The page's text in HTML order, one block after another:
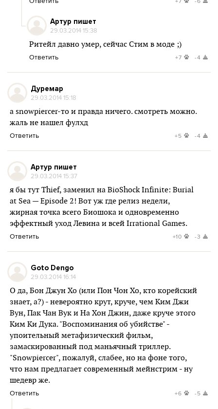
Артур пишет
29.03.2014 15:38
Ритейл давно умер, сейчас Стим в моде ;)
Ответить +7 -4
Дуремар
29.03.2014 15:18
а snowpiercer-то и правда ничего. смотреть можно.
жаль не нашел фулхд
Ответить +5 -4
Артур пишет
29.03.2014 15:37
я бы тут Thief, заменил на BioShock Infinite: Burial
at Sea — Episode 2! Вот уж где релиз недели,
жирная точка всего Биошока и одновременно
эффектный уход Левина и всей Irrational Games.
Ответить +10 -3
Goto Dengo
29.03.2014 16:14
О да, Бон Джун Хо (или Пон Чон Хо, кто корейский
знает, а?) - невероятно крут, круче, чем Ким Джи
Вун, Пак Чан Вук и На Хон Джин, даже круче этого
Ким Ки Дука. "Воспоминания об убийстве" -
упоительный метафизический фильм,
замаскированный под маньячный триллер.
"Snowpiercer", пожалуй, слабее, но на фоне того,
что нам предлагает современный мейнстрим - ну
шедевр же.
Ответить +6 -5